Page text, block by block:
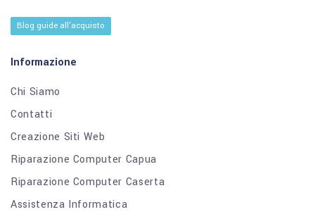
Blog guide all'acquisto
Informazione
Chi Siamo
Contatti
Creazione Siti Web
Riparazione Computer Capua
Riparazione Computer Caserta
Assistenza Informatica